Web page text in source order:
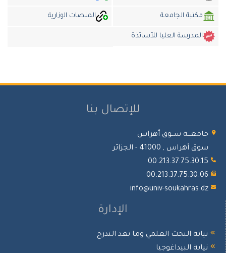
مكتبة الجامعة المنصات الوزارية
المدرسة العليا للأساتذة
للإتصال بنا
جامعـــة ســوق أهراس
سوق أهراس , 41000 - الجزائر
00.213.37.75.30.15
00.213.37.75.30.06
info@univ-soukahras.dz
الإدارة
نيابة البحث العلمي وما بعد التدرج
نيابة البيداغوجيا